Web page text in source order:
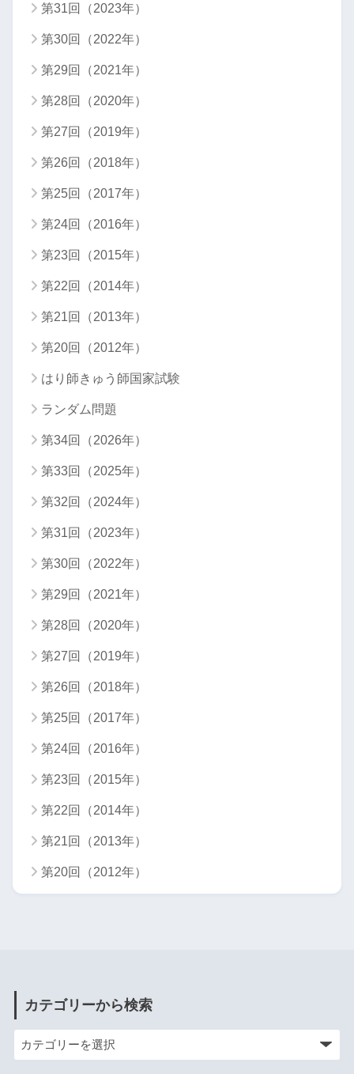
第31回（2023年）
第30回（2022年）
第29回（2021年）
第28回（2020年）
第27回（2019年）
第26回（2018年）
第25回（2017年）
第24回（2016年）
第23回（2015年）
第22回（2014年）
第21回（2013年）
第20回（2012年）
はり師きゅう師国家試験
ランダム問題
第34回（2026年）
第33回（2025年）
第32回（2024年）
第31回（2023年）
第30回（2022年）
第29回（2021年）
第28回（2020年）
第27回（2019年）
第26回（2018年）
第25回（2017年）
第24回（2016年）
第23回（2015年）
第22回（2014年）
第21回（2013年）
第20回（2012年）
カテゴリーから検索